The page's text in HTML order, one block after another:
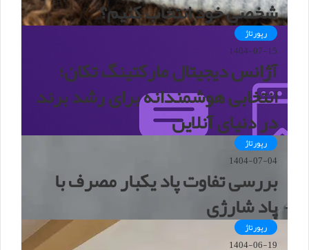
شخصی خود انتخاب کنیم؟
رپورتاژ
1404-07-15
آژانس دیجیتال مارکتینگ تکان؛
انتخابی هوشمندانه برای رشد برند
در دنیای آنلاین
رپورتاژ
1404-07-04
بررسی تفاوت پاد یکبار مصرف با
پاد شارژی
رپورتاژ
1404-06-19